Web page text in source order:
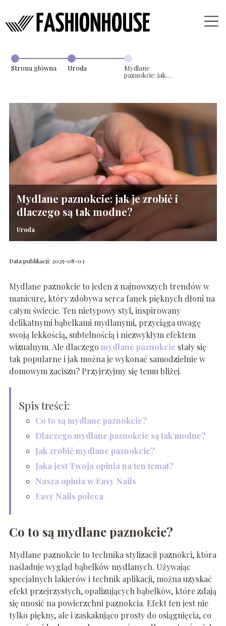
Strona główna Uroda
Mydlane
paznokcie: jak je
Mydlane paznokcie: jak je zrobić i
dlaczego są tak modne?
Uroda
Data publikacji: 2025-08-03
Mydlane paznokcie to jeden z najnowszych trendów w
manicure, który zdobywa serca fanek pięknych dłoni na
całym świecie. Ten nietypowy styl, inspirowany
delikatnymi bąbelkami mydlanymi, przyciąga uwagę
swoją lekkością, subtelnością i niezwykłym efektem
wizualnym. Ale dlaczego mydlane paznokcie stały się
tak popularne i jak można je wykonać samodzielnie w
domowym zaciszu? Przyjrzyjmy się temu bliżej.
Spis treści:
Co to są mydlane paznokcie?
Dlaczego mydlane paznokcie są tak modne?
Jak zrobić mydlane paznokcie?
Jaka jest Twoja opinia na ten temat?
Nasza opinia w Easy Nails
Easy Nails poleca
Co to są mydlane paznokcie?
Mydlane paznokcie to technika stylizacji paznokci, która
naśladuje wygląd bąbelków mydlanych. Używając
specjalnych lakierów i technik aplikacji, można uzyskać
efekt przejrzystych, opalizujących bąbelków, które zdają
się unosić na powierzchni paznokcia. Efekt ten jest nie
tylko piękny, ale i zaskakująco prosty do osiągnięcia, co